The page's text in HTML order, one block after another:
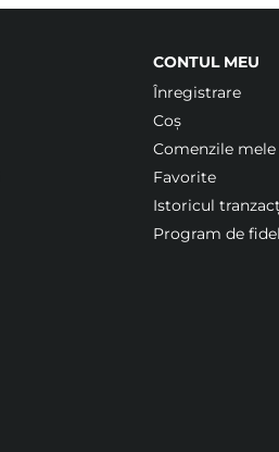
CONTUL MEU
Înregistrare
Coș
Comenzile mele
Favorite
Istoricul
Program de